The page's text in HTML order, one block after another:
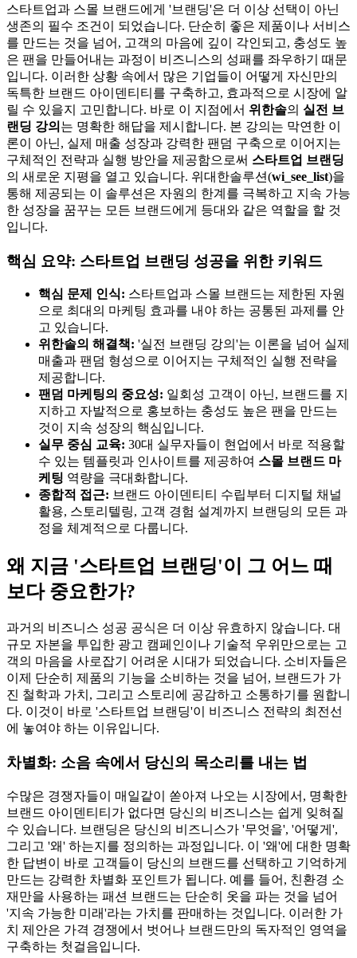
스타트업과 스몰 브랜드에게 '브랜딩'은 더 이상 선택이 아닌
생존의 필수 조건이 되었습니다. 단순히 좋은 제품이나 서비스
를 만드는 것을 넘어, 고객의 마음에 깊이 각인되고, 충성도 높
은 팬을 만들어내는 과정이 비즈니스의 성패를 좌우하기 때문
입니다. 이러한 상황 속에서 많은 기업들이 어떻게 자신만의
독특한 브랜드 아이덴티티를 구축하고, 효과적으로 시장에 알
릴 수 있을지 고민합니다. 바로 이 지점에서 위한솔의 실전 브
랜딩 강의 는 명확한 해답을 제시합니다. 본 강의는 막연한 이
론이 아닌, 실제 매출 성장과 강력한 팬덤 구축으로 이어지는
구체적인 전략과 실행 방안을 제공함으로써 스타트업 브랜딩
의 새로운 지평을 열고 있습니다. 위대한솔루션(wi_see_list)을
통해 제공되는 이 솔루션은 자원의 한계를 극복하고 지속 가능
한 성장을 꿈꾸는 모든 브랜드에게 등대와 같은 역할을 할 것
입니다.
핵심 요약: 스타트업 브랜딩 성공을 위한 키워드
핵심 문제 인식: 스타트업과 스몰 브랜드는 제한된 자원
으로 최대의 마케팅 효과를 내야 하는 공통된 과제를 안
고 있습니다.
위한솔의 해결책: '실전 브랜딩 강의'는 이론을 넘어 실제
매출과 팬덤 형성으로 이어지는 구체적인 실행 전략을
제공합니다.
팬덤 마케팅의 중요성: 일회성 고객이 아닌, 브랜드를 지
지하고 자발적으로 홍보하는 충성도 높은 팬을 만드는
것이 지속 성장의 핵심입니다.
실무 중심 교육: 30대 실무자들이 현업에서 바로 적용할
수 있는 템플릿과 인사이트를 제공하여 스몰 브랜드 마
케팅 역량을 극대화합니다.
종합적 접근: 브랜드 아이덴티티 수립부터 디지털 채널
활용, 스토리텔링, 고객 경험 설계까지 브랜딩의 모든 과
정을 체계적으로 다룹니다.
왜 지금 '스타트업 브랜딩'이 그 어느 때
보다 중요한가?
과거의 비즈니스 성공 공식은 더 이상 유효하지 않습니다. 대
규모 자본을 투입한 광고 캠페인이나 기술적 우위만으로는 고
객의 마음을 사로잡기 어려운 시대가 되었습니다. 소비자들은
이제 단순히 제품의 기능을 소비하는 것을 넘어, 브랜드가 가
진 철학과 가치, 그리고 스토리에 공감하고 소통하기를 원합니
다. 이것이 바로 '스타트업 브랜딩'이 비즈니스 전략의 최전선
에 놓여야 하는 이유입니다.
차별화: 소음 속에서 당신의 목소리를 내는 법
수많은 경쟁자들이 매일같이 쏟아져 나오는 시장에서, 명확한
브랜드 아이덴티티가 없다면 당신의 비즈니스는 쉽게 잊혀질
수 있습니다. 브랜딩은 당신의 비즈니스가 '무엇을', '어떻게',
그리고 '왜' 하는지를 정의하는 과정입니다. 이 '왜'에 대한 명확
한 답변이 바로 고객들이 당신의 브랜드를 선택하고 기억하게
만드는 강력한 차별화 포인트가 됩니다. 예를 들어, 친환경 소
재만을 사용하는 패션 브랜드는 단순히 옷을 파는 것을 넘어
'지속 가능한 미래'라는 가치를 판매하는 것입니다. 이러한 가
치 제안은 가격 경쟁에서 벗어나 브랜드만의 독자적인 영역을
구축하는 첫걸음입니다.